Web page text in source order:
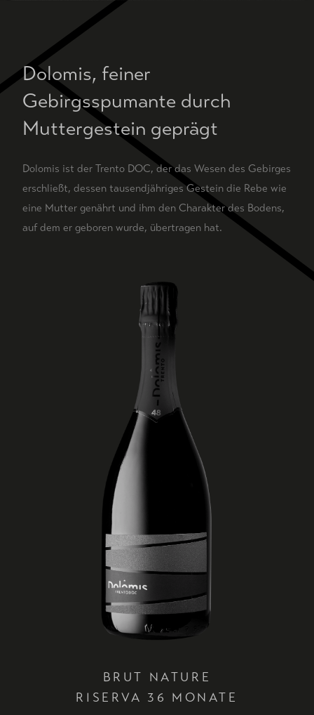
Dolomis, feiner
Gebirgsspumante durch
Muttergestein geprägt
Dolomis ist der Trento DOC, der das Wesen des Gebirges
erschließt, dessen tausendjähriges Gestein die Rebe wie
eine Mutter genährt und ihm den Charakter des Bodens,
auf dem er geboren wurde, übertragen hat.
BRUT NATURE
RISERVA 36 MONATE